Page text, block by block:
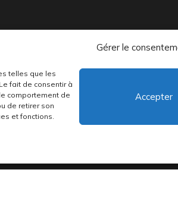
Gérer le
telles que les
fait de consentir à
comportement de
de retirer son
et fonctions.
Accepter
et distribuons depuis toujours des pépites